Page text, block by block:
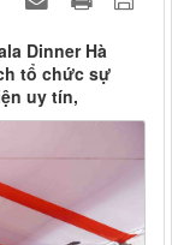
Dinner Hà
tổ chức sự
uy tín,